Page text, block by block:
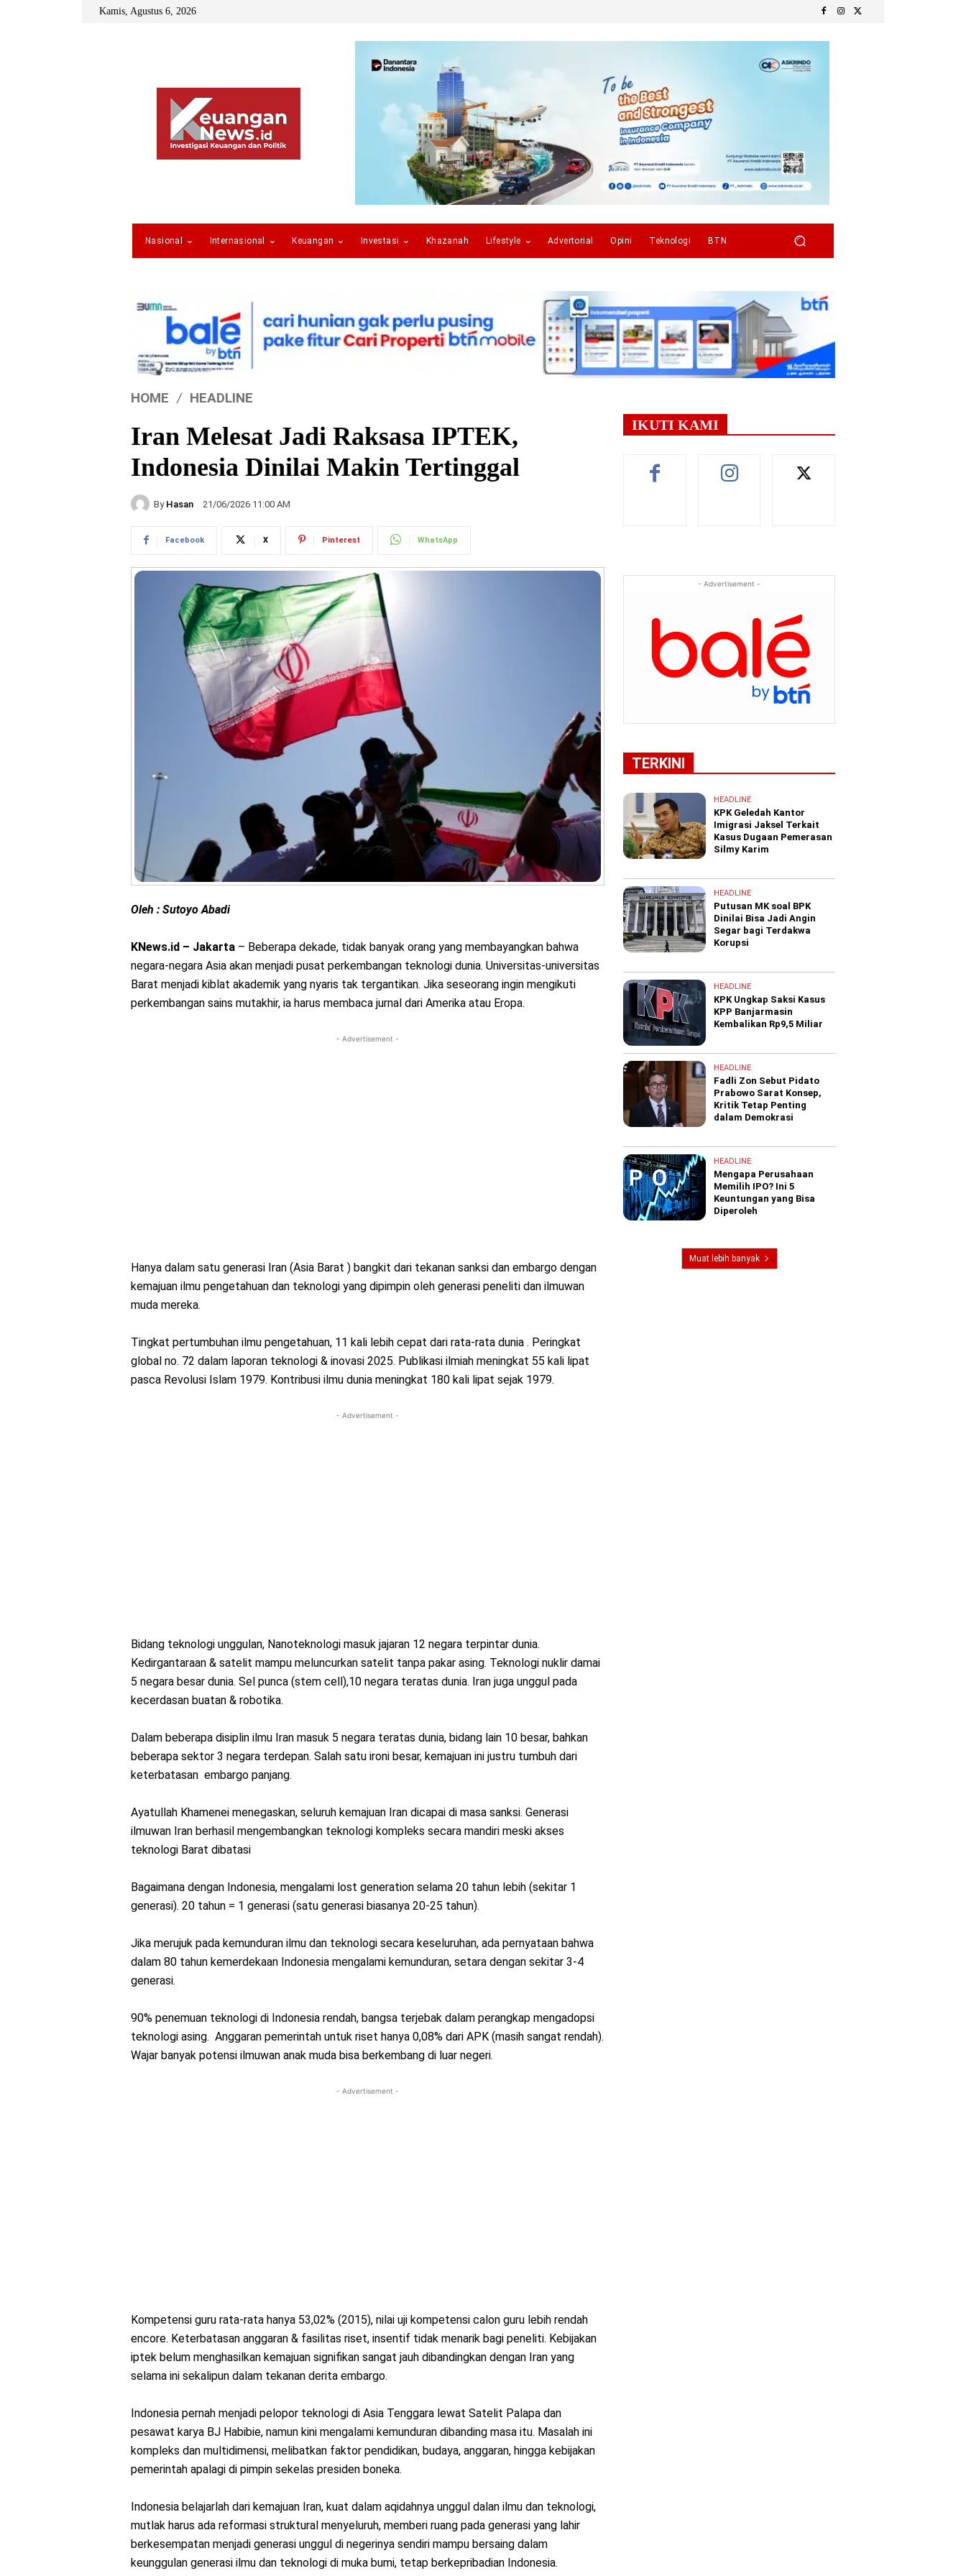
Kamis, Agustus 6, 2026
Nasional Internasional Keuangan Investasi Khazanah Lifestyle Advertorial Opini Teknologi BTN
HOME HEADLINE
Iran Melesat Jadi Raksasa IPTEK,
Indonesia Dinilai Makin Tertinggal
By Hasan 21/06/2026 11:00 AM
Facebook X Pinterest WhatsApp
Oleh : Sutoyo Abadi
KNews.id – Jakarta – Beberapa dekade, tidak banyak orang yang membayangkan bahwa
negara-negara Asia akan menjadi pusat perkembangan teknologi dunia. Universitas-universitas
Barat menjadi kiblat akademik yang nyaris tak tergantikan. Jika seseorang ingin mengikuti
perkembangan sains mutakhir, ia harus membaca jurnal dari Amerika atau Eropa.
- Advertisement -
Hanya dalam satu generasi Iran (Asia Barat ) bangkit dari tekanan sanksi dan embargo dengan
kemajuan ilmu pengetahuan dan teknologi yang dipimpin oleh generasi peneliti dan ilmuwan
muda mereka.
Tingkat pertumbuhan ilmu pengetahuan, 11 kali lebih cepat dari rata-rata dunia . Peringkat
global no. 72 dalam laporan teknologi & inovasi 2025. Publikasi ilmiah meningkat 55 kali lipat
pasca Revolusi Islam 1979. Kontribusi ilmu dunia meningkat 180 kali lipat sejak 1979.
- Advertisement -
Bidang teknologi unggulan, Nanoteknologi masuk jajaran 12 negara terpintar dunia.
Kedirgantaraan & satelit mampu meluncurkan satelit tanpa pakar asing. Teknologi nuklir damai
5 negara besar dunia. Sel punca (stem cell),10 negara teratas dunia. Iran juga unggul pada
kecerdasan buatan & robotika.
Dalam beberapa disiplin ilmu Iran masuk 5 negara teratas dunia, bidang lain 10 besar, bahkan
beberapa sektor 3 negara terdepan. Salah satu ironi besar, kemajuan ini justru tumbuh dari
keterbatasan embargo panjang.
Ayatullah Khamenei menegaskan, seluruh kemajuan Iran dicapai di masa sanksi. Generasi
ilmuwan Iran berhasil mengembangkan teknologi kompleks secara mandiri meski akses
teknologi Barat dibatasi
Bagaimana dengan Indonesia, mengalami lost generation selama 20 tahun lebih (sekitar 1
generasi). 20 tahun = 1 generasi (satu generasi biasanya 20-25 tahun).
Jika merujuk pada kemunduran ilmu dan teknologi secara keseluruhan, ada pernyataan bahwa
dalam 80 tahun kemerdekaan Indonesia mengalami kemunduran, setara dengan sekitar 3-4
generasi.
90% penemuan teknologi di Indonesia rendah, bangsa terjebak dalam perangkap mengadopsi
teknologi asing. Anggaran pemerintah untuk riset hanya 0,08% dari APK (masih sangat rendah).
Wajar banyak potensi ilmuwan anak muda bisa berkembang di luar negeri.
- Advertisement -
Kompetensi guru rata-rata hanya 53,02% (2015), nilai uji kompetensi calon guru lebih rendah
encore. Keterbatasan anggaran & fasilitas riset, insentif tidak menarik bagi peneliti. Kebijakan
iptek belum menghasilkan kemajuan signifikan sangat jauh dibandingkan dengan Iran yang
selama ini sekalipun dalam tekanan derita embargo.
Indonesia pernah menjadi pelopor teknologi di Asia Tenggara lewat Satelit Palapa dan
pesawat karya BJ Habibie, namun kini mengalami kemunduran dibanding masa itu. Masalah ini
kompleks dan multidimensi, melibatkan faktor pendidikan, budaya, anggaran, hingga kebijakan
pemerintah apalagi di pimpin sekelas presiden boneka.
Indonesia belajarlah dari kemajuan Iran, kuat dalam aqidahnya unggul dalan ilmu dan teknologi,
mutlak harus ada reformasi struktural menyeluruh, memberi ruang pada generasi yang lahir
berkesempatan menjadi generasi unggul di negerinya sendiri mampu bersaing dalam
keunggulan generasi ilmu dan teknologi di muka bumi, tetap berkepribadian Indonesia.
IKUTI KAMI
- Advertisement -
TERKINI
HEADLINE
KPK Geledah Kantor
Imigrasi Jaksel Terkait
Kasus Dugaan Pemerasan
Silmy Karim
HEADLINE
Putusan MK soal BPK
Dinilai Bisa Jadi Angin
Segar bagi Terdakwa
Korupsi
HEADLINE
KPK Ungkap Saksi Kasus
KPP Banjarmasin
Kembalikan Rp9,5 Miliar
HEADLINE
Fadli Zon Sebut Pidato
Prabowo Sarat Konsep,
Kritik Tetap Penting
dalam Demokrasi
HEADLINE
Mengapa Perusahaan
Memilih IPO? Ini 5
Keuntungan yang Bisa
Diperoleh
Muat lebih banyak